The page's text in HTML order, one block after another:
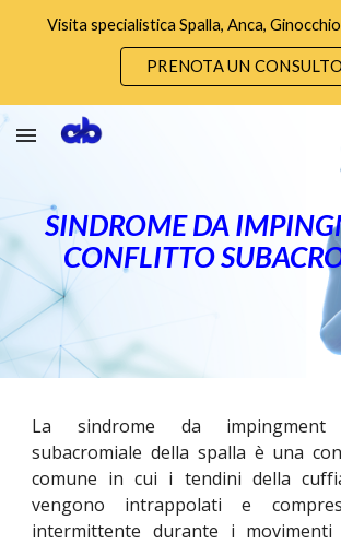
Skip to main content
Visita specialistica Spalla, Anca,
PRENOTA UN CONSULTO
SINDROME DA
CONFLITTO
La sindrome da
subacromialedella spalla è una
comune in cui i tendini della
vengono intrappolati e
intermittente durante i movimenti